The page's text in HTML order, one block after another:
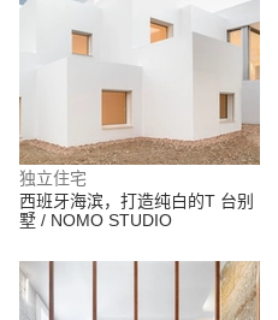
独立住宅
西班牙海滨，打造纯白的T 台别
墅 / NOMO STUDIO